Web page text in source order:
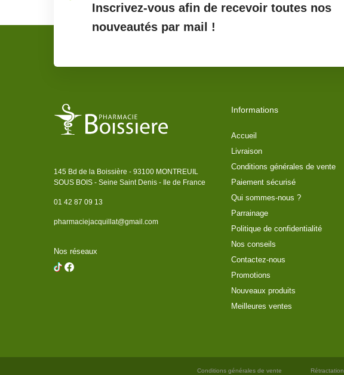
Inscrivez-vous afin de recevoir toutes nos
nouveautés par mail !
145 Bd de la Boissière - 93100 MONTREUIL
SOUS BOIS - Seine Saint Denis - Ile de France
01 42 87 09 13
pharmaciejacquillat@gmail.com
Nos réseaux
Informations
Accueil
Livraison
Conditions générales de vente
Paiement sécurisé
Qui sommes-nous ?
Parrainage
Politique de confidentialité
Nos conseils
Contactez-nous
Promotions
Nouveaux produits
Meilleures ventes
Conditions générales de vente Rétractation